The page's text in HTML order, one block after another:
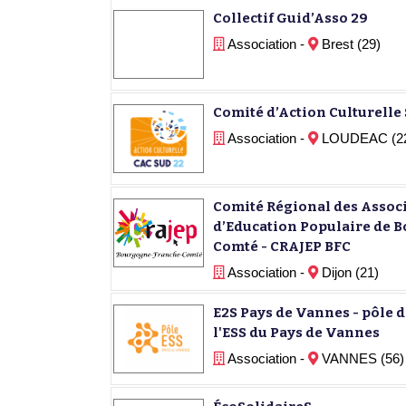
Collectif Guid’Asso 29
Association - Brest (29)
Comité d’Action Culturelle
Association - LOUDEAC
Comité Régional des
d’Education Populaire de
Comté - CRAJEP BFC
Association - Dijon (21)
E2S Pays de Vannes - pôle
l'ESS du Pays de Vannes
Association - VANNES (56)